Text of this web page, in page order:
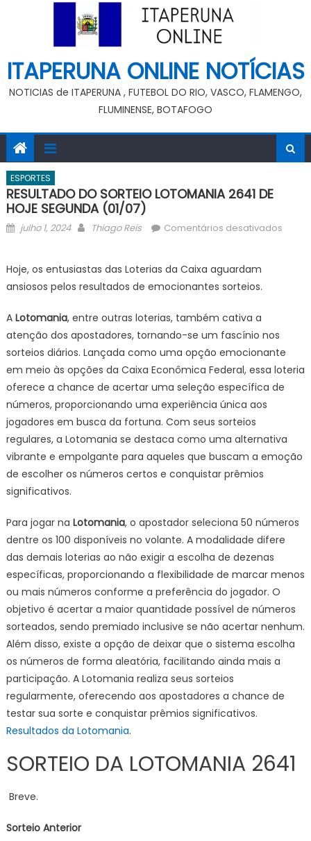
ITAPERUNA ONLINE NOTÍCIAS
NOTICIAS de ITAPERUNA , FUTEBOL DO RIO, VASCO, FLAMENGO,
FLUMINENSE, BOTAFOGO
ESPORTES
RESULTADO DO SORTEIO LOTOMANIA 2641 DE
HOJE SEGUNDA (01/07)
Posted
julho 1, 2024 Author
Thiago Reis Comentários desativadosem
(01/
Hoje, os entusiastas das Loterias da Caixa aguardam
ansiosos pelos resultados de emocionantes sorteios.
A Lotomania, entre outras loterias, também cativa a
atenção dos apostadores, tornando-se um fascínio nos
sorteios diários. Lançada como uma opção emocionante
em meio às opções da Caixa Econômica Federal, essa loteria
oferece a chance de acertar uma seleção específica de
números, proporcionando uma experiência única aos
jogadores em busca da fortuna. Com seus sorteios
regulares, a Lotomania se destaca como uma alternativa
vibrante e empolgante para aqueles que buscam a emoção
de escolher os números certos e conquistar prêmios
significativos.
Para jogar na Lotomania, o apostador seleciona 50 números
dentre os 100 disponíveis no volante. A modalidade difere
das demais loterias ao não exigir a escolha de dezenas
específicas, proporcionando a flexibilidade de marcar menos
ou mais números conforme a preferência do jogador. O
objetivo é acertar a maior quantidade possível de números
sorteados, sendo premiado inclusive se não acertar nenhum.
Além disso, existe a opção de deixar que o sistema escolha
os números de forma aleatória, facilitando ainda mais a
participação. A Lotomania realiza seus sorteios
regularmente, oferecendo aos apostadores a chance de
testar sua sorte e conquistar prêmios significativos.
Resultados da Lotomania.
SORTEIO DA LOTOMANIA 2641
Breve.
Sorteio Anterior